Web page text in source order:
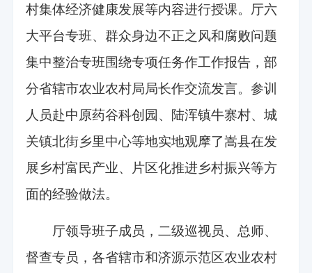
村集体经济健康发展等内容进行授课。厅六
大平台专班、群众身边不正之风和腐败问题
集中整治专班围绕专项任务作工作报告，部
分省辖市农业农村局局长作交流发言。参训
人员赴中原药谷科创园、陆浑镇牛寨村、城
关镇北街乡里中心等地实地观摩了嵩县在发
展乡村富民产业、片区化推进乡村振兴等方
面的经验做法。
厅领导班子成员，二级巡视员、总师、
督查专员，各省辖市和济源示范区农业农村